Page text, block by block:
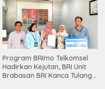
Program BRImo Telkomsel
Hadirkan Kejutan, BRI Unit
Brabasan BRI Kanca Tulang